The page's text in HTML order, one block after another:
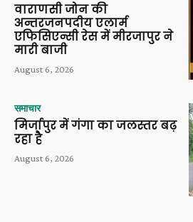
वाराणसी जोन की
अन्तरजनपदीय एलार्म
एफिसिएन्सी रेस में मीरजापुर ने
मारी बाजी
August 6, 2026
समाचार
मिर्जापुर में गंगा का जलस्तर बढ़
रहा है
August 6, 2026